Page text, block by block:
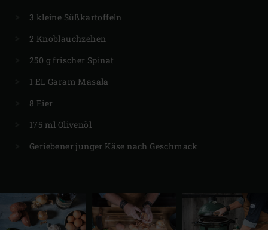
3 kleine Süßkartoffeln
2 Knoblauchzehen
250 g frischer Spinat
1 EL Garam Masala
8 Eier
175 ml Olivenöl
Geriebener junger Käse nach Geschmack